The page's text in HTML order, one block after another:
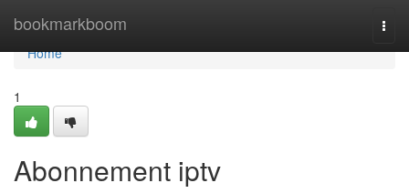
bookmarkboom
Home
Home
1
Abonnement iptv